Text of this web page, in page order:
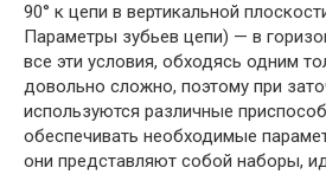
90° к цепи в вертикальной
Параметры зубьев цепи) — в
все эти условия, обходясь одним
довольно сложно, поэтому при
используются различные
обеспечивать необходимые
они представляют собой наборы,